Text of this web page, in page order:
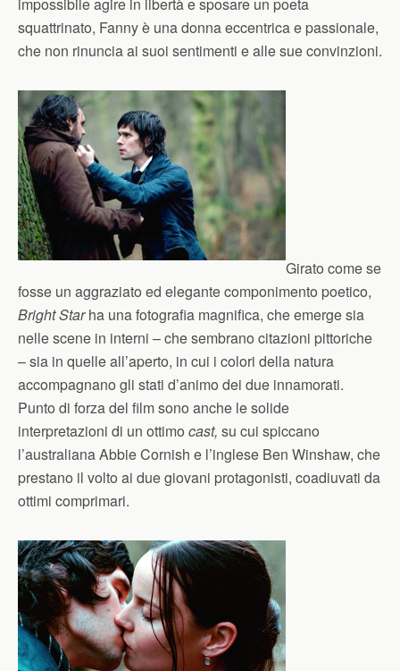
squattrinato, Fanny è una donna eccentrica e passionale,
che non rinuncia ai suoi sentimenti e alle sue convinzioni.
Girato come se
fosse un aggraziato ed elegante componimento poetico,
Bright Starha una fotografia magnifica, che emerge sia
nelle scene in interni – che sembrano citazioni pittoriche
– sia in quelle all’aperto, in cui i colori della natura
accompagnano gli stati d’animo dei due innamorati.
Punto di forza del film sono anche le solide
interpretazioni di un ottimo cast, su cui spiccano
l’australiana Abbie Cornish e l’inglese Ben Winshaw, che
prestano il volto ai due giovani protagonisti, coadiuvati da
ottimi comprimari.